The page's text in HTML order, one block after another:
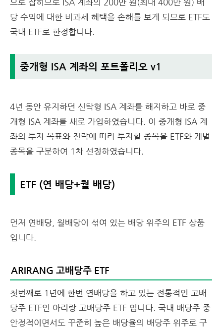
으로 잡히므로 ISA 계좌의 200만 원(최대 400만 원) 배
당 수익에 대한 비과세 혜택을 손해를 보게 되므로 ETF도
국내 ETF로 한정합니다.
중개형 ISA 계좌의 포트폴리오 v1
4년 동안 유지하던 신탁형 ISA 계좌를 해지하고 바로 중
개형 ISA 계좌를 새로 가입하였습니다. 이 중개형 ISA 계
좌의 투자 목표와 전략에 따라 투자할 종목을 ETF와 개별
종목을 구분하여 1차 선정하였습니다.
ETF (연 배당+월 배당)
먼저 연배당, 월배당이 섞여 있는 배당 위주의 ETF 상품
입니다.
ARIRANG 고배당주 ETF
첫번째로 1년에 한번 연배당을 하고 있는 전통적인 고배
당주 ETF인 아리랑 고배당주 ETF 입니다. 국내 배당주 중
안정적이면서도 꾸준히 높은 배당율의 배당주 위주로 구